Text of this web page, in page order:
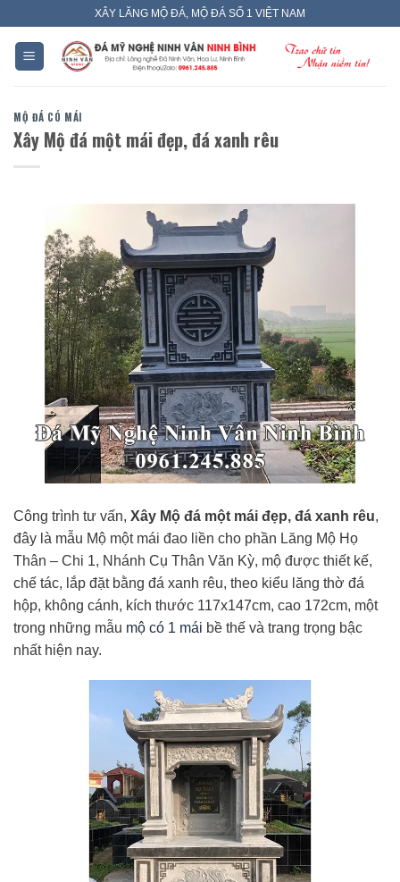
content
XÂY LĂNG MỘ ĐÁ, MỘ ĐÁ SỐ 1 VIỆT NAM
MỘ ĐÁ CÓ MÁI
Xây Mộ đá một mái đẹp, đá xanh rêu
Công trình tư vấn, Xây Mộ đá một mái đẹp, đá xanh rêu,
đây là mẫu Mộ một mái đao liền cho phần Lăng Mộ Họ
Thân – Chi 1, Nhánh Cụ Thân Văn Kỳ, mộ được thiết kế,
chế tác, lắp đặt bằng đá xanh rêu, theo kiểu lăng thờ đá
hộp, không cánh, kích thước 117x147cm, cao 172cm, một
trong những mẫu mộ có 1 mái bề thế và trang trọng bậc
nhất hiện nay.